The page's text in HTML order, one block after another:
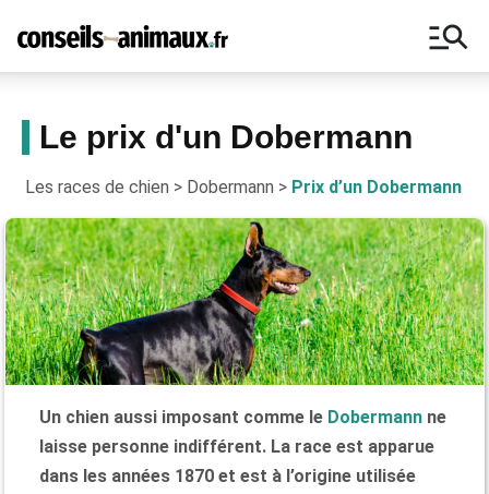
manage_search
Le prix d'un Dobermann
Les races de chien > Dobermann > Prix d’un Dobermann
Un chien aussi imposant comme le Dobermann ne
laisse personne indifférent. La race est apparue
dans les années 1870 et est à l’origine utilisée
Bons plans, astuces, ne manquez
aucun conseil pour vos animaux !